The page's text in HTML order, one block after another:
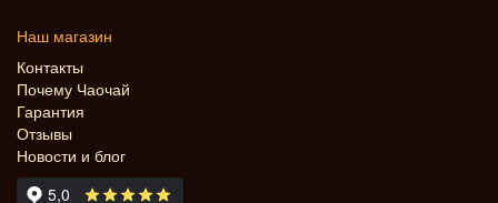
Наш магазин
Контакты
Почему Чаочай
Гарантия
Отзывы
Новости и блог